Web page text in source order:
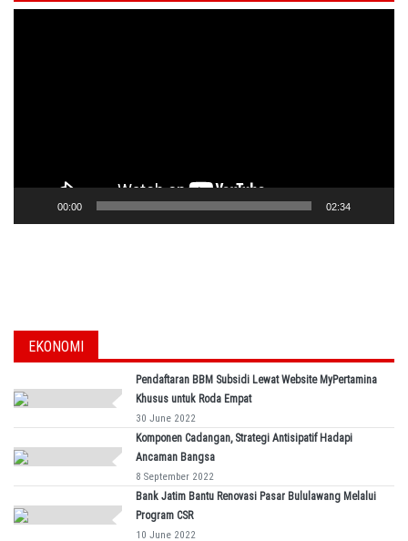
00:00 02:34
EKONOMI
Pendaftaran BBM Subsidi Lewat Website MyPertamina
Khusus untuk Roda Empat
30 June 2022
Komponen Cadangan, Strategi Antisipatif Hadapi
Ancaman Bangsa
8 September 2022
Bank Jatim Bantu Renovasi Pasar Bululawang Melalui
Program CSR
10 June 2022